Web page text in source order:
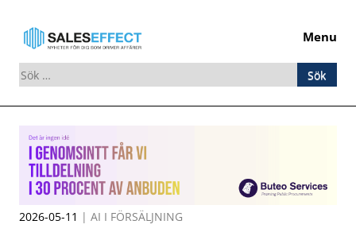
Menu
Sök
efter:
Skip
to
content
2026-05-11 | AI I FÖRSÄLJNING